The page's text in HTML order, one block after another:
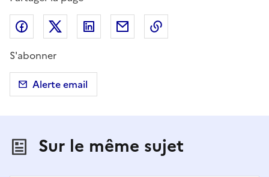
Partager sur Facebook
Partager sur X (anciennement Twitter)
Partager sur LinkedIn
Partager par email
S'abonner
Alerte email
Sur le même sujet